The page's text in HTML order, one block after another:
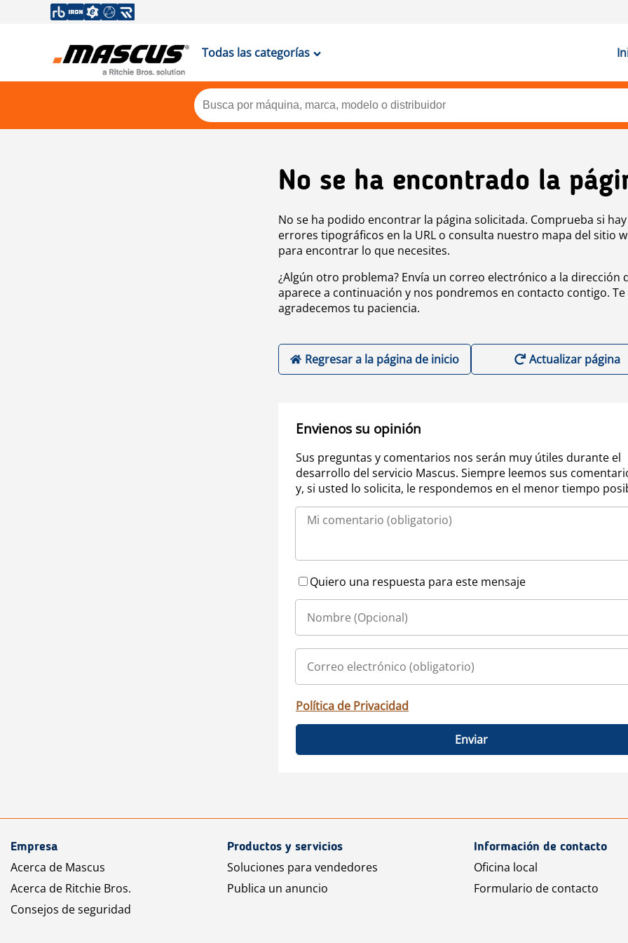
Todas las categorías
No se ha encontrado la
No se ha podido encontrar la página solicitada. Comprueba si hay
errores tipográficos en la URL o consulta nuestro mapa del sitio
para encontrar lo que necesites.
¿Algún otro problema? Envía un correo electrónico a la dirección
aparece a continuación y nos pondremos en contacto contigo. Te
agradecemos tu paciencia.
Regresar a la página de inicio Actualizar página
Envienos su opinión
Sus preguntas y comentarios nos serán muy útiles durante el
desarrollo del servicio Mascus. Siempre leemos sus
y, si usted lo solicita, le respondemos en el menor tiempo
Quiero una respuesta para este mensaje
Política de Privacidad
Enviar
Empresa
Acerca de Mascus
Acerca de Ritchie Bros.
Consejos de seguridad
Productos y servicios
Soluciones para vendedores
Publica un anuncio
Información de contacto
Oficina local
Formulario de contacto